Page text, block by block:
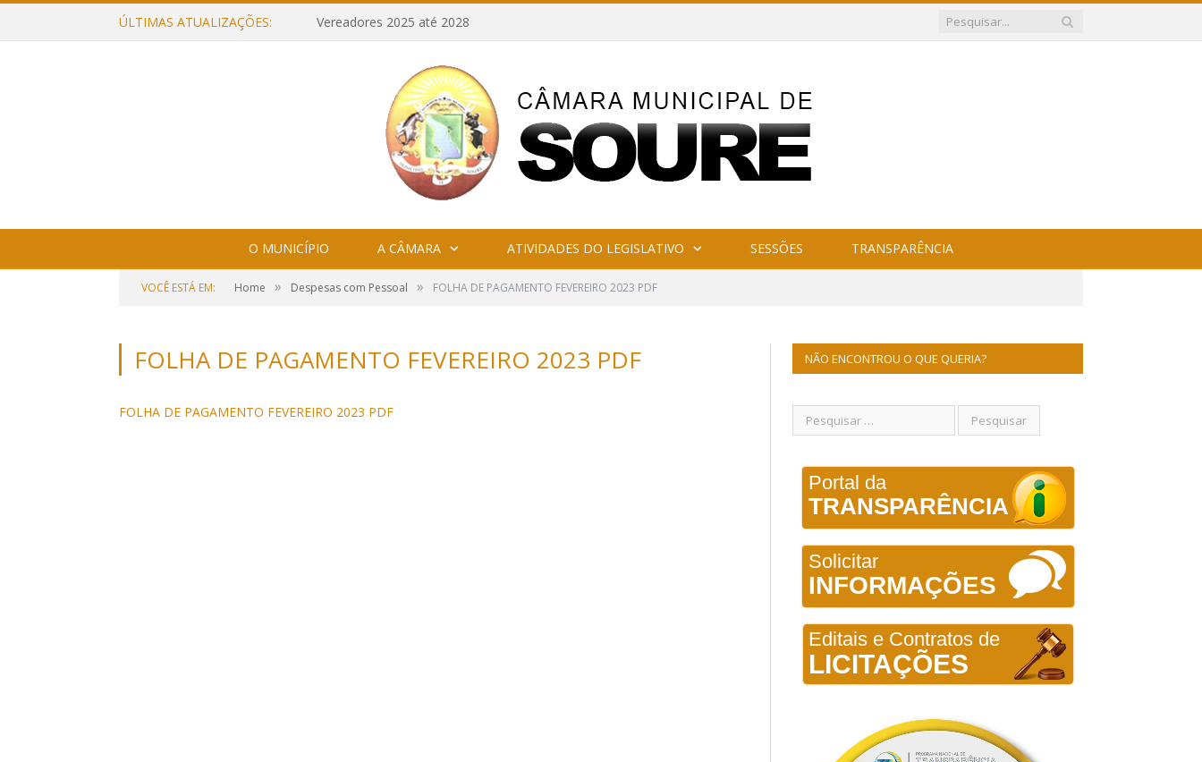
ÚLTIMAS ATUALIZAÇÕES: Vereadores 2025 até 2028
O MUNICÍPIO A CÂMARA ATIVIDADES DO LEGISLATIVO SESSÕES TRANSPARÊNCIA
VOCÊ ESTÁ EM: Home » Despesas com Pessoal » FOLHA DE PAGAMENTO FEVEREIRO 2023 PDF
FOLHA DE PAGAMENTO FEVEREIRO 2023 PDF
FOLHA DE PAGAMENTO FEVEREIRO 2023 PDF
NÃO ENCONTROU O QUE QUERIA?
Portal da
TRANSPARÊNCIA
Solicitar
INFORMAÇÕES
Editais e Contratos de
LICITAÇÕES